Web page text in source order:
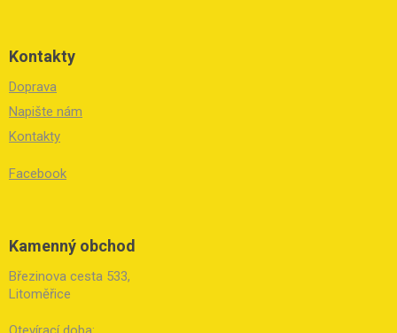
Kontakty
Doprava
Napište nám
Kontakty
Facebook
Kamenný obchod
Březinova cesta 533,
Litoměřice